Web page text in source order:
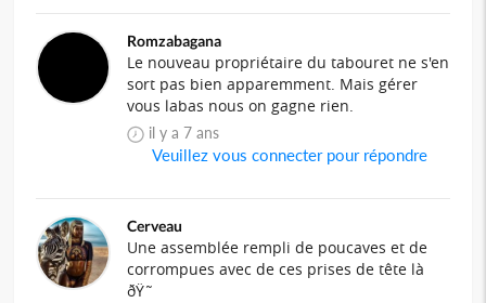
Romzabagana
Le nouveau propriétaire du tabouret ne s'en
sort pas bien apparemment. Mais gérer
vous labas nous on gagne rien.
il y a 7 ans
Veuillez vous connecter pour répondre
Cerveau
Une assemblée rempli de poucaves et de
corrompues avec de ces prises de tête là
ðŸ˜